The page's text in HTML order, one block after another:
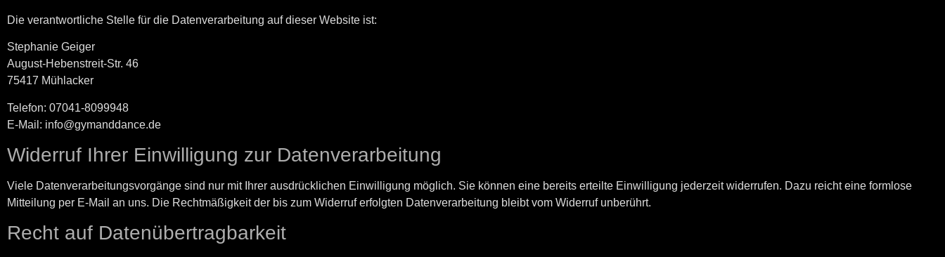
Die verantwortliche Stelle für die Datenverarbeitung auf dieser Website ist:
Stephanie Geiger
August-Hebenstreit-Str. 46
75417 Mühlacker
Telefon: 07041-8099948
E-Mail: info@gymanddance.de
Widerruf Ihrer Einwilligung zur Datenverarbeitung
Viele Datenverarbeitungsvorgänge sind nur mit Ihrer ausdrücklichen Einwilligung möglich. Sie können eine bereits erteilte Einwilligung jederzeit widerrufen. Dazu reicht eine formlose
Mitteilung per E-Mail an uns. Die Rechtmäßigkeit der bis zum Widerruf erfolgten Datenverarbeitung bleibt vom Widerruf unberührt.
Recht auf Datenübertragbarkeit